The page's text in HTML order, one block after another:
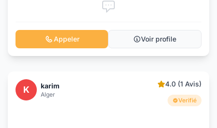
Appeler Voir profile
K karim
Alger
4.0 (1 Avis)
Verifié